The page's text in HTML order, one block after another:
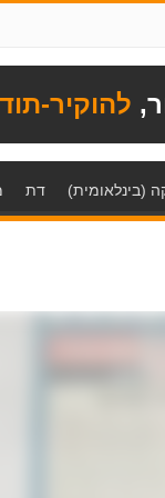
להוקיר-
(בינלאומית) דת